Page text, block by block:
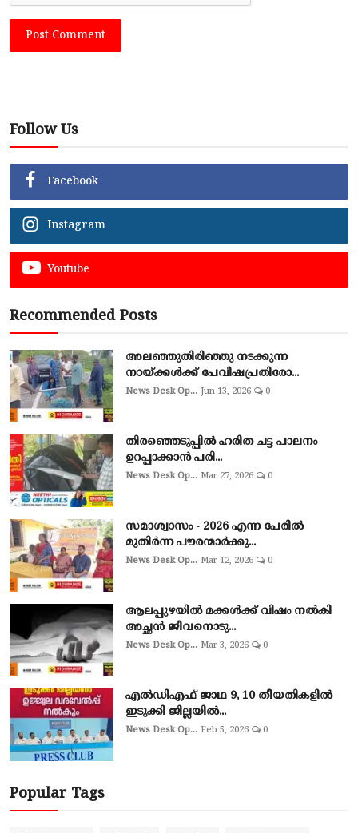
Post Comment
Follow Us
Facebook
Instagram
Youtube
Recommended Posts
അലഞ്ഞുതിരിഞ്ഞു നടക്കുന്ന
നായ്ക്കൾക്ക് പേവിഷപ്രതിരോ...
News Desk Op... Jun 13, 2026 0
തിരഞ്ഞെടുപ്പില്‍ ഹരിത ചട്ട പാലനം
ഉറപ്പാക്കാന്‍ പരി...
News Desk Op... Mar 27, 2026 0
സമാശ്വാസം - 2026 എന്ന പേരിൽ
മുതിർന്ന പൗരന്മാർക്കു...
News Desk Op... Mar 12, 2026 0
ആലപ്പുഴയില്‍ മക്കള്‍ക്ക് വിഷം നല്‍കി
അച്ഛൻ ജീവനൊടു...
News Desk Op... Mar 3, 2026 0
എല്‍ഡിഎഫ് ജാഥ 9, 10 തീയതികളില്‍
ഇടുക്കി ജില്ലയില്‍...
News Desk Op... Feb 5, 2026 0
Popular Tags